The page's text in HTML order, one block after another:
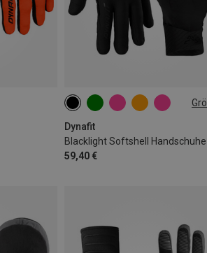
Dynafit
Blacklight Softshell Handschuhe
59,40 €
XS M XL